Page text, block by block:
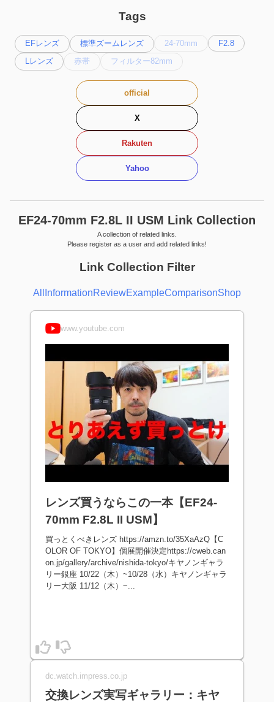
Tags
EFレンズ 標準ズームレンズ 24-70mm
F2.8
Lレンズ
赤帯 フィルター82mm
official
X
Rakuten
Yahoo
EF24-70mm F2.8L II USM Link Collection
A collection of related links.
Please register as a user and add related links!
Link Collection Filter
All InformationReviewExampleComparisonShop
www.youtube.com
レンズ買うならこの一本【EF24-
70mm F2.8L II USM】
買っとくべきレンズ https://amzn.to/35XaAzQ【C
OLOR OF TOKYO】個展開催決定https://cweb.can
on.jp/gallery/archive/nishida-tokyo/キヤノンギャラ
リー銀座 10/22（木）~10/28（水）キヤノンギャラ
リー大阪 11/12（木）~...
dc.watch.impress.co.jp
交換レンズ実写ギャラリー：キヤ